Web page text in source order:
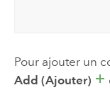
Pour ajouter un
Add (Ajouter)